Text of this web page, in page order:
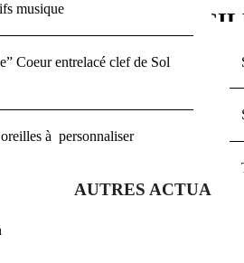
musique
Coeur entrelacé clef de Sol
à personnaliser
MUSICALES
AUTRES